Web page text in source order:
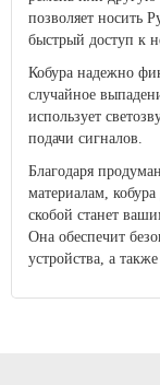
позволяет носить
быстрый доступ к
Кобура надежно
случайное
использует
подачи сигналов.
Благодаря
материалам,
скобой станет
Она обеспечит
устройства, а